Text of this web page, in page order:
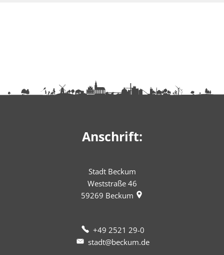
Anschrift:
Stadt Beckum
Weststraße 46
59269 Beckum
+49 2521 29-0
stadt@beckum.de